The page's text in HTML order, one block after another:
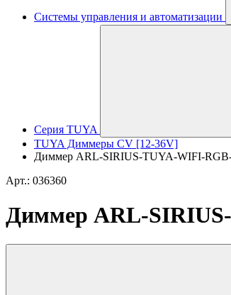
Системы управления и автоматизации
Серия TUYA
TUYA Диммеры CV [12-36V]
Диммер ARL-SIRIUS-TUYA-WIFI-
Арт.: 036360
Диммер ARL-